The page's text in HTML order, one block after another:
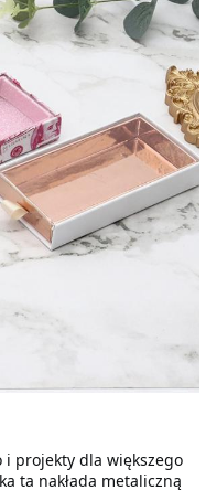
i projekty dla większego
ta nakłada metaliczną